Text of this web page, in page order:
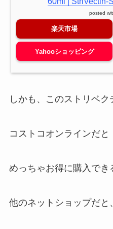
posted
楽天市場
Yahooショッピング
しかも、このストリベク
コストコオンラインだと
めっちゃお得に購入でき
他のネットショップだと